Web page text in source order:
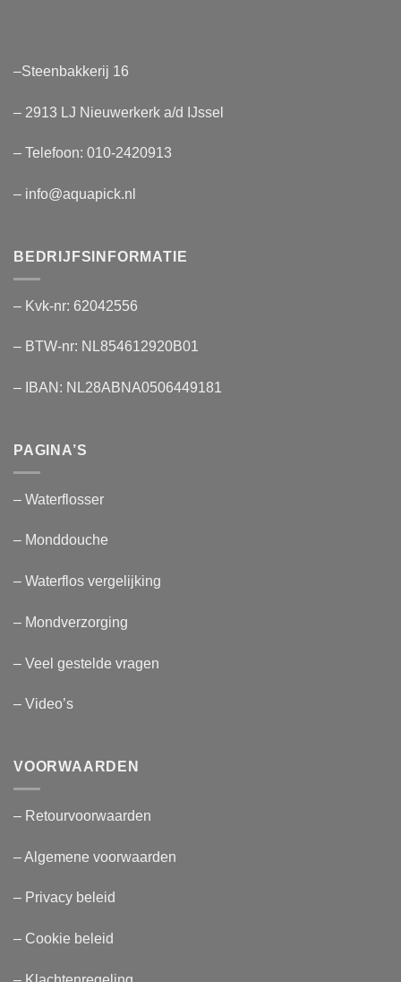
–Steenbakkerij 16
– 2913 LJ Nieuwerkerk a/d IJssel
– Telefoon: 010-2420913
– info@aquapick.nl
BEDRIJFSINFORMATIE
– Kvk-nr: 62042556
– BTW-nr: NL854612920B01
– IBAN: NL28ABNA0506449181
PAGINA’S
– Waterflosser
– Monddouche
– Waterflos vergelijking
– Mondverzorging
– Veel gestelde vragen
– Video’s
VOORWAARDEN
– Retourvoorwaarden
– Algemene voorwaarden
– Privacy beleid
– Cookie beleid